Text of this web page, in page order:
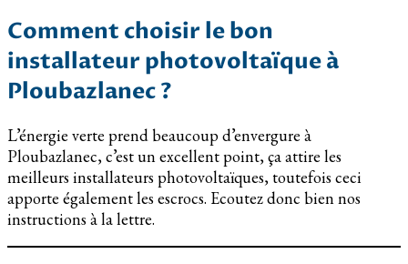
Comment choisir le bon
installateur photovoltaïque à
Ploubazlanec ?
L’énergie verte prend beaucoup d’envergure à
Ploubazlanec, c’est un excellent point, ça attire les
meilleurs installateurs photovoltaïques, toutefois ceci
apporte également les escrocs. Ecoutez donc bien nos
instructions à la lettre.